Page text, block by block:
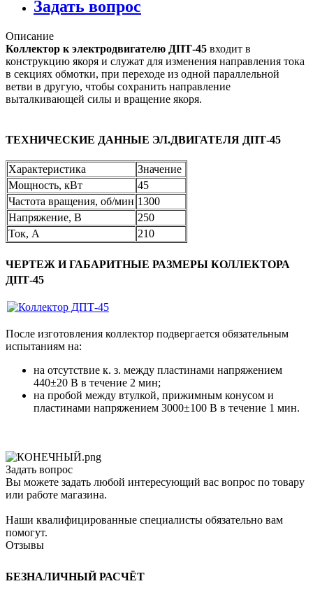
Задать вопрос
Описание
Коллектор к электродвигателю ДПТ-45 входит в
конструкцию якоря и служат для изменения направления тока
в секциях обмотки, при переходе из одной параллельной
ветви в другую, чтобы сохранить направление
выталкивающей силы и вращение якоря.
ТЕХНИЧЕСКИЕ ДАННЫЕ ЭЛ.ДВИГАТЕЛЯ ДПТ-45
Характеристика
Значение
Мощность, кВт
45
Частота вращения, об/мин 1300
Напряжение, В
250
Ток, А
210
ЧЕРТЕЖ И ГАБАРИТНЫЕ РАЗМЕРЫ КОЛЛЕКТОРА
ДПТ-45
После изготовления коллектор подвергается обязательным
испытаниям на:
на отсутствие к. з. между пластинами напряжением
440±20 В в течение 2 мин;
на пробой между втулкой, прижимным конусом и
пластинами напряжением 3000±100 В в течение 1 мин.
Задать вопрос
Вы можете задать любой интересующий вас вопрос по товару
или работе магазина.
Наши квалифицированные специалисты обязательно вам
помогут.
Отзывы
БЕЗНАЛИЧНЫЙ РАСЧЁТ